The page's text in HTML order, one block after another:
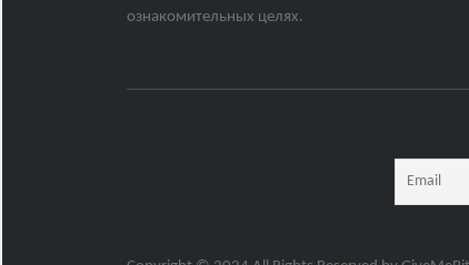
ознакомительных целях.